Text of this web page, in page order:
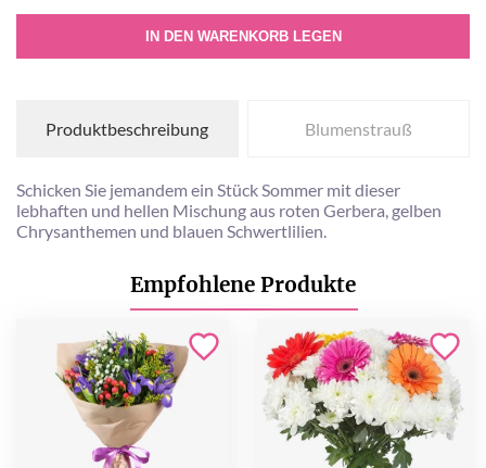
IN DEN WARENKORB LEGEN
Produktbeschreibung Blumenstrauß
Schicken Sie jemandem ein Stück Sommer mit dieser
lebhaften und hellen Mischung aus roten Gerbera, gelben
Chrysanthemen und blauen Schwertlilien.
Empfohlene Produkte